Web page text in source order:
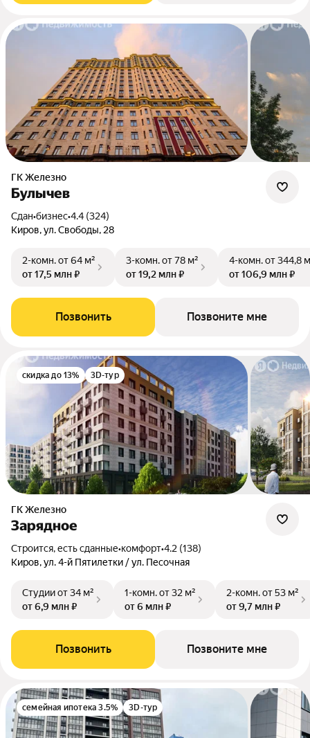
ГК Железно
Булычев
Сдан•бизнес•4.4 (324)
Киров, ул. Свободы, 28
2-комн.от 64 м²
от 17,5 млн ₽
3-комн.от 78 м²
от 19,2 млн ₽
4-комн.от 344,8
от 106,9 млн ₽
Позвонить Позвоните мне
скидка до 13% 3D-тур
ГК Железно
Зарядное
Строится, есть сданные•комфорт•4.2 (138)
Киров, ул. 4-й Пятилетки / ул. Песочная
Студииот 34 м²
от 6,9 млн ₽
1-комн.от 32 м²
от 6 млн ₽
2-комн.от 53 м²
от 9,7 млн ₽
Позвонить Позвоните мне
семейная ипотека 3.5% 3D-тур